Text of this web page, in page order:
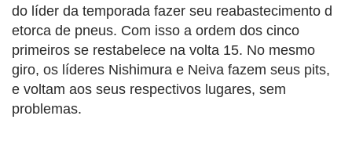
do líder da temporada fazer seu reabastecimento d
etorca de pneus. Com isso a ordem dos cinco
primeiros se restabelece na volta 15. No mesmo
giro, os líderes Nishimura e Neiva fazem seus pits,
e voltam aos seus respectivos lugares, sem
problemas.